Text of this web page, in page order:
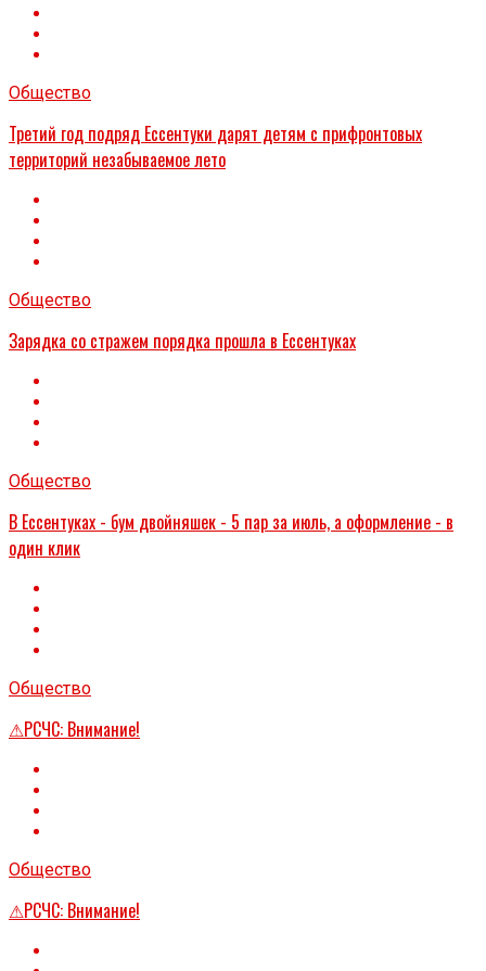
Общество
Третий год подряд Ессентуки дарят детям с прифронтовых
территорий незабываемое лето
Общество
Зарядка со стражем порядка прошла в Ессентуках
Общество
В Ессентуках - бум двойняшек - 5 пар за июль, а оформление - в
один клик
Общество
⚠РСЧС: Внимание!
Общество
⚠РСЧС: Внимание!